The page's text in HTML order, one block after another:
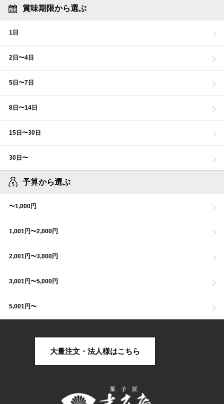
賞味期限から選ぶ
1日
2日〜4日
5日〜7日
8日〜14日
15日〜30日
30日〜
予算から選ぶ
〜1,000円
1,001円〜2,000円
2,001円〜3,000円
3,001円〜5,000円
5,001円〜
大量注文・法人様はこちら